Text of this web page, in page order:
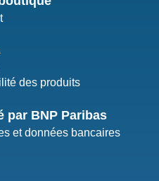
des produits
par BNP Paribas
et données bancaires